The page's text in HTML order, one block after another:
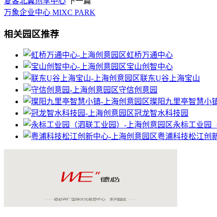
万象企业中心 MIXC PARK
相关园区推荐
虹桥万通中心
宝山创智中心
联东U谷上海宝山
守信创意园
璨阳九里亭智慧小
冠龙智水科技园
永标工业园
粤浦科技松江创